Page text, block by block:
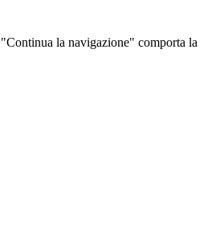
la navigazione" comporta la